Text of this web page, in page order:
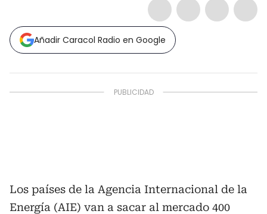
Añadir Caracol Radio en Google
Los países de la Agencia Internacional de la
Energía (AIE) van a sacar al mercado 400